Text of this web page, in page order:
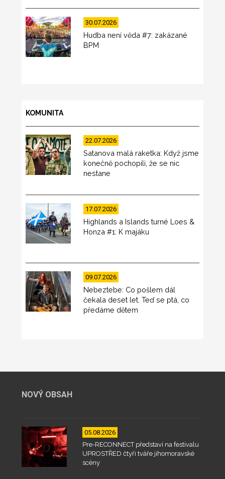
30.07.2026
Hudba není věda #7: zakázané
BPM
KOMUNITA
22.07.2026
Satanova malá raketka: Když jsme
konečně pochopili, že se nic
nestane
17.07.2026
Highlands a Islands turné Loes &
Honza #1: K majáku
09.07.2026
Nebeztebe: Co pošlem dál
čekala deset let. Teď se ptá, co
předáme dětem
NOVÝ OBSAH
05.08.2026
Pre-RECONNECT představí na festivalu
UPROSTŘED čtyři tváře jihomoravské
scény